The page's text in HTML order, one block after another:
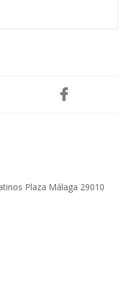
Plaza Málaga 29010